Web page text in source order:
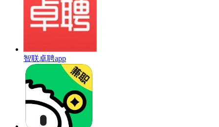
智联卓聘app